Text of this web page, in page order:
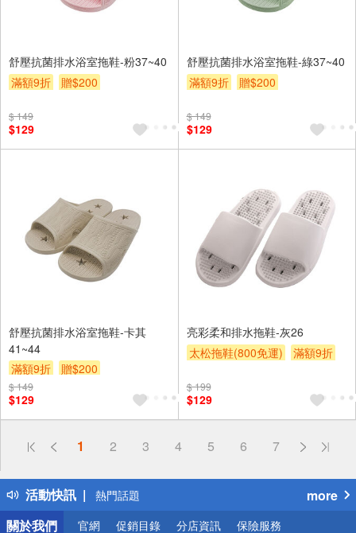
舒壓抗菌排水浴室拖鞋-粉37~40
滿額9折
贈$200
$ 149
$129
舒壓抗菌排水浴室拖鞋-綠37~40
滿額9折
贈$200
$ 149
$129
舒壓抗菌排水浴室拖鞋-卡其
41~44
滿額9折
贈$200
$ 149
$129
亮彩柔和排水拖鞋-灰26
太松拖鞋(800免運)
滿額9折
$ 199
$129
1 2 3 4 5 6 7
活動快訊
偏遠地區配送
得獎公告
熱門話題
銀行優惠
偏遠地區配送
more
關於我們
官網 促銷目錄 分店資訊 保險服務